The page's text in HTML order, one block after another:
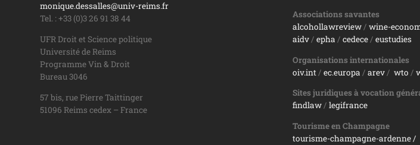
monique.dessalles@univ-reims.fr
Tel. : +33 (0)3 26 91 38 44
UFR Droit et Science politique
Université de Reims
Programme Vin & Droit
Bureau 3046
57 bis, rue Pierre Taittinger
51096 Reims cedex – France
Associations savantes
alcohollawreview/ wine-
aidv/ epha / cedece/ eustudies
Organisations internationales
oiv.int/ ec.europa / arev/ wto /
Sites juridiques à vocation
findlaw/ legifrance
Tourisme en Champagne
tourisme-champagne-ardenne /